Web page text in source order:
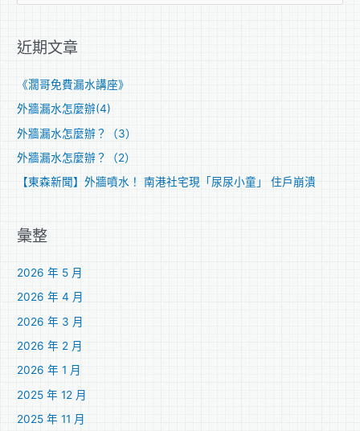
鍵
近期文章
《濶哥免費漏水講座》
外牆漏水怎麼辦(4)
外牆漏水怎麼辦？（3）
外牆漏水怎麼辦？（2）
【東森新聞】外牆噴水！ 南港社宅現「尿尿小童」 住戶崩潰
彙整
2026 年 5 月
2026 年 4 月
2026 年 3 月
2026 年 2 月
2026 年 1 月
2025 年 12 月
2025 年 11 月